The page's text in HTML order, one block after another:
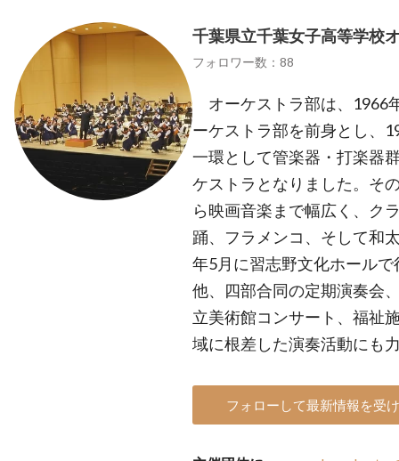
千葉県立千葉女子高等学校
フォロワー数：88
オーケストラ部は、1966
ーケストラ部を前身とし、
一環として管楽器・打楽器
ケストラとなりました。そ
ら映画音楽まで幅広く、ク
踊、フラメンコ、そして
年5月に習志野文化ホール
他、四部合同の定期演奏会
立美術館コンサート、福祉
域に根差した演奏活動にも
フォローして最新情報を受